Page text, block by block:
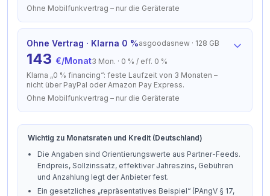
Ohne Mobilfunkvertrag – nur die Geräterate
Ohne Vertrag · Klarna 0 %asgoodasnew · 128 GB
143 €/Monat3 Mon. · 0 % / eff. 0 %
Klarna „0 % financing“: feste Laufzeit von 3 Monaten –
nicht über PayPal oder Amazon Pay Express.
Ohne Mobilfunkvertrag – nur die Geräterate
Wichtig zu Monatsraten und Kredit (Deutschland)
Die Angaben sind Orientierungswerte aus Partner-Feeds.
Endpreis, Sollzinssatz, effektiver Jahreszins, Gebühren
und Anzahlung legt der Anbieter fest.
Ein gesetzliches „repräsentatives Beispiel“ (PAngV § 17,